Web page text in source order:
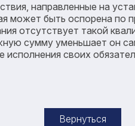
направленные на
может быть оспорена по
отсутствует такой
сумму уменьшает он
своих
Вернуться